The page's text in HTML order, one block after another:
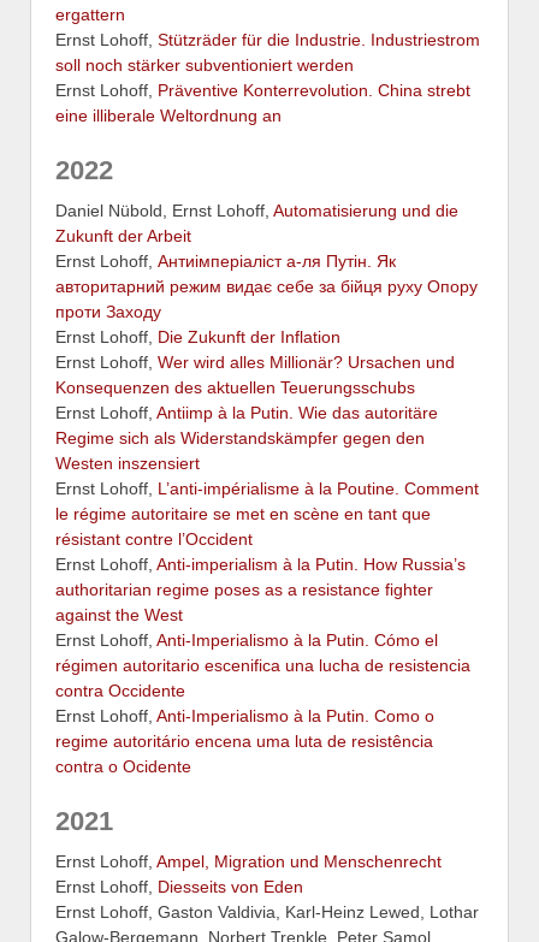
ergattern
Ernst Lohoff, Stützräder für die Industrie. Industriestrom
soll noch stärker subventioniert werden
Ernst Lohoff, Präventive Konterrevolution. China strebt
eine illiberale Weltordnung an
2022
Daniel Nübold, Ernst Lohoff, Automatisierung und die
Zukunft der Arbeit
Ernst Lohoff, Антиімперіаліст а-ля Путін. Як
авторитарний режим видає себе за бійця руху Опору
проти Заходу
Ernst Lohoff, Die Zukunft der Inflation
Ernst Lohoff, Wer wird alles Millionär? Ursachen und
Konsequenzen des aktuellen Teuerungsschubs
Ernst Lohoff, Antiimp à la Putin. Wie das autoritäre
Regime sich als Widerstandskämpfer gegen den
Westen inszensiert
Ernst Lohoff, L’anti-impérialisme à la Poutine. Comment
le régime autoritaire se met en scène en tant que
résistant contre l’Occident
Ernst Lohoff, Anti-imperialism à la Putin. How Russia’s
authoritarian regime poses as a resistance fighter
against the West
Ernst Lohoff, Anti-Imperialismo à la Putin. Cómo el
régimen autoritario escenifica una lucha de resistencia
contra Occidente
Ernst Lohoff, Anti-Imperialismo à la Putin. Como o
regime autoritário encena uma luta de resistência
contra o Ocidente
2021
Ernst Lohoff, Ampel, Migration und Menschenrecht
Ernst Lohoff, Diesseits von Eden
Ernst Lohoff, Gaston Valdivia, Karl-Heinz Lewed, Lothar
Galow-Bergemann, Norbert Trenkle, Peter Samol,